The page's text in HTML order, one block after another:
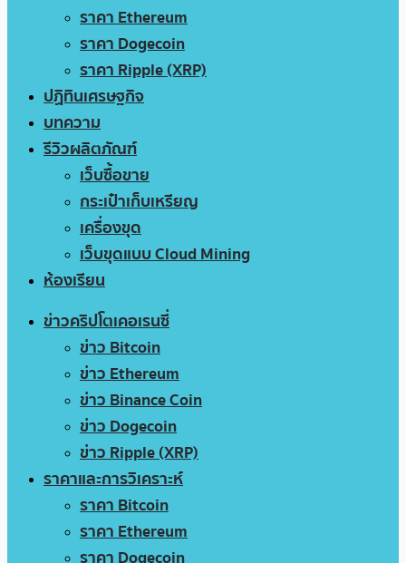
ราคา Ethereum
ราคา Dogecoin
ราคา Ripple (XRP)
ปฏิทินเศรษฐกิจ
บทความ
รีวิวผลิตภัณฑ์
เว็บซื้อขาย
กระเป๋าเก็บเหรียญ
เครื่องขุด
เว็บขุดแบบ Cloud Mining
ห้องเรียน
ข่าวคริปโตเคอเรนซี่
ข่าว Bitcoin
ข่าว Ethereum
ข่าว Binance Coin
ข่าว Dogecoin
ข่าว Ripple (XRP)
ราคาและการวิเคราะห์
ราคา Bitcoin
ราคา Ethereum